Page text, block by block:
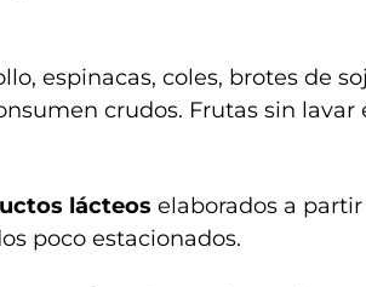
espinacas, coles, brotes de
crudos. Frutas sin lavar
lácteos elaborados a
poco estacionados.